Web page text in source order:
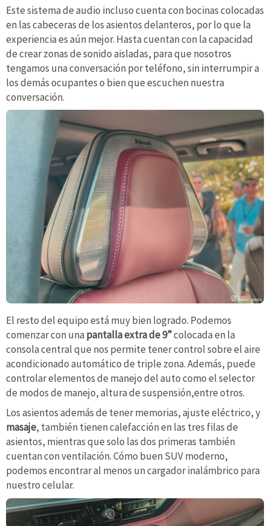
Este sistema de audio incluso cuenta con bocinas colocadas
en las cabeceras de los asientos delanteros, por lo que la
experiencia es aún mejor. Hasta cuentan con la capacidad
de crear zonas de sonido aisladas, para que nosotros
tengamos una conversación por teléfono, sin interrumpir a
los demás ocupantes o bien que escuchen nuestra
conversación.
El resto del equipo está muy bien logrado. Podemos
comenzar con una pantalla extra de 9”colocada en la
consola central que nos permite tener control sobre el aire
acondicionado automático de triple zona. Además, puede
controlar elementos de manejo del auto como el selector
de modos de manejo, altura de suspensión,entre otros.
Los asientos además de tener memorias, ajuste eléctrico, y
masaje, también tienen calefacción en las tres filas de
asientos, mientras que solo las dos primeras también
cuentan con ventilación. Cómo buen SUV moderno,
podemos encontrar al menos un cargador inalámbrico para
nuestro celular.